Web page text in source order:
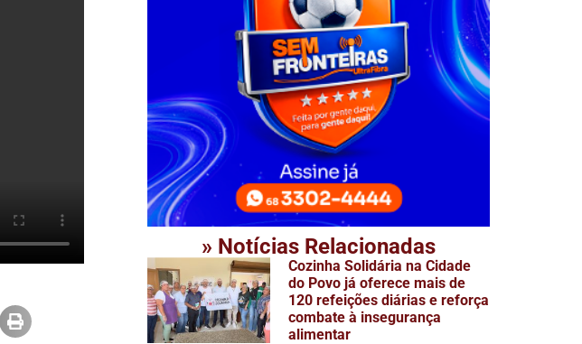
» Notícias Relacionadas
Cozinha Solidária na Cidade
do Povo já oferece mais de
120 refeições diárias e reforça
combate à insegurança
alimentar